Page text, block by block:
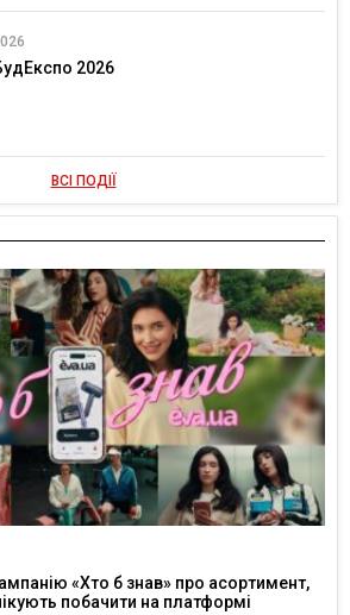
2026
ВСІ ПОДІЇ
«Хто б знав» про асортимент,
побачити на платформі